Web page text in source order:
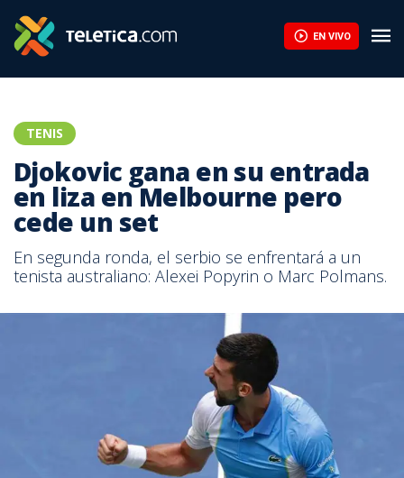
EN VIVO
TENIS
Djokovic gana en su entrada
en liza en Melbourne pero
cede un set
En segunda ronda, el serbio se enfrentará a un
tenista australiano: Alexei Popyrin o Marc Polmans.